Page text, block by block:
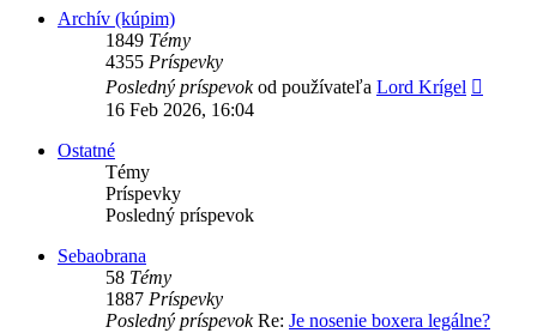
Archív (kúpim)
1849 Témy
4355 Príspevky
Posledný príspevokod používateľa Lord Krígel
16 Feb 2026, 16:04
Ostatné
Témy
Príspevky
Posledný príspevok
Sebaobrana
58 Témy
1887 Príspevky
Posledný príspevokRe: Je nosenie boxera legálne?